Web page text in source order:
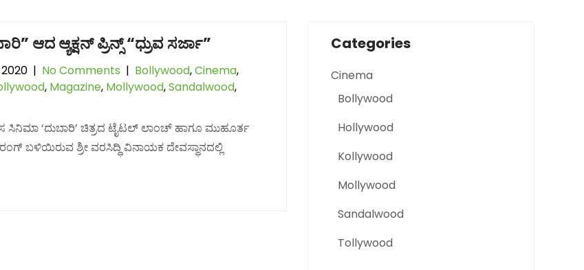
ಆದ ಆ್ಯಕ್ಷನ್​ ಪ್ರಿನ್ಸ್​ “ಧ್ರುವ ಸರ್ಜಾ”
| No Comments | Bollywood,Cinema,
, Magazine, Mollywood,Sandalwood,
ಸಿನಿಮಾ ‘ದುಬಾರಿ’ ಚಿತ್ರದ ಟೈಟಲ್​ ಲಾಂಚ್​ ಹಾಗೂ ಮುಹೂರ್ತ
ಬಳಿಯಿರುವ ಶ್ರೀ ವರಸಿದ್ಧಿ ವಿನಾಯಕ ದೇವಸ್ಥಾನದಲ್ಲಿ
Categories
Cinema
Bollywood
Hollywood
Kollywood
Mollywood
Sandalwood
Tollywood